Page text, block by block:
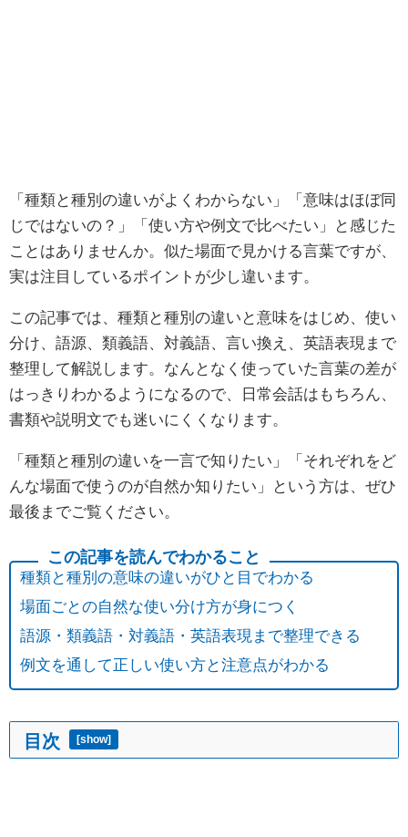
「種類と種別の違いがよくわからない」「意味はほぼ同
じではないの？」「使い方や例文で比べたい」と感じた
ことはありませんか。似た場面で見かける言葉ですが、
実は注目しているポイントが少し違います。
この記事では、種類と種別の違いと意味をはじめ、使い
分け、語源、類義語、対義語、言い換え、英語表現まで
整理して解説します。なんとなく使っていた言葉の差が
はっきりわかるようになるので、日常会話はもちろん、
書類や説明文でも迷いにくくなります。
「種類と種別の違いを一言で知りたい」「それぞれをど
んな場面で使うのが自然か知りたい」という方は、ぜひ
最後までご覧ください。
種類と種別の意味の違いがひと目でわかる
場面ごとの自然な使い分け方が身につく
語源・類義語・対義語・英語表現まで整理できる
例文を通して正しい使い方と注意点がわかる
目次 [show]